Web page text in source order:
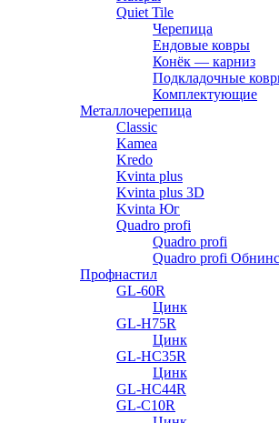
Quiet Tile
Черепица
Ендовые ковры
Конёк — карниз
Подкладочные
Комплектующие
Металлочерепица
Classic
Kamea
Kredo
Kvinta plus
Kvinta plus 3D
Kvinta Юг
Quadro profi
Quadro profi
Quadro profi
Профнастил
GL-60R
Цинк
GL-H75R
Цинк
GL-HC35R
Цинк
GL-HC44R
GL-С10R